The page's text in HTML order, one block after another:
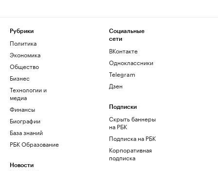
Рубрики
Политика
Экономика
Общество
Бизнес
Технологии и
медиа
Финансы
Биографии
База знаний
РБК Образование
Новости
Социальные
сети
ВКонтакте
Одноклассники
Telegram
Дзен
Подписки
Скрыть баннеры
на РБК
Подписка на РБК
Корпоративная
подписка